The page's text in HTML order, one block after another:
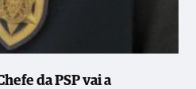
da PSP vai a